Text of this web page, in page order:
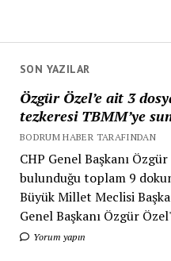
SON YAZILAR
Özgür Özel’e ait 3
tezkeresi TBMM’ye
BODRUM HABER TARAFINDAN
CHP Genel Başkanı
bulunduğu toplam 9
Büyük Millet Meclisi
Genel Başkanı Özgür
Yorum yapın